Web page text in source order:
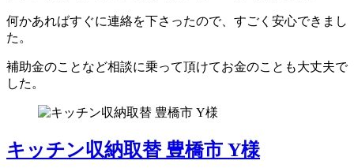
何かあればすぐに連絡を下さったので、すごく安心できまし
た。
補助金のことなど相談に乗って頂けてお金のことも大丈夫で
した。
キッチン収納取替 豊橋市 Y様